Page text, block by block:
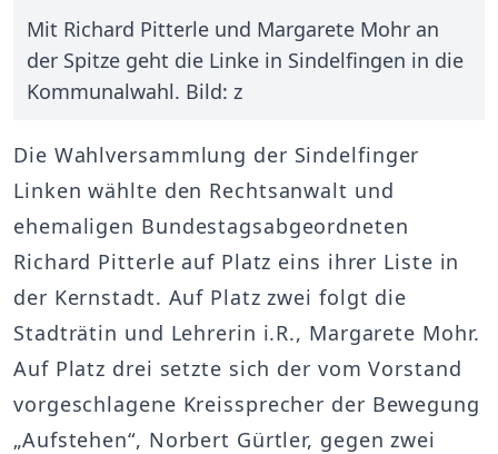
Mit Richard Pitterle und Margarete Mohr an
der Spitze geht die Linke in Sindelfingen in die
Kommunalwahl. Bild: z
Die Wahlversammlung der Sindelfinger
Linken wählte den Rechtsanwalt und
ehemaligen Bundestagsabgeordneten
Richard Pitterle auf Platz eins ihrer Liste in
der Kernstadt. Auf Platz zwei folgt die
Stadträtin und Lehrerin i.R., Margarete Mohr.
Auf Platz drei setzte sich der vom Vorstand
vorgeschlagene Kreissprecher der Bewegung
„Aufstehen“, Norbert Gürtler, gegen zwei